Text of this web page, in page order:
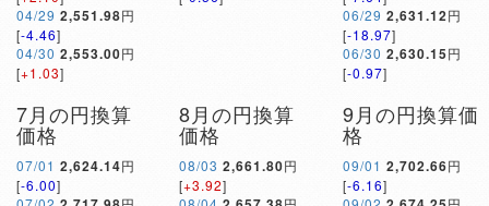
04/29 2,551.98円
[-4.46]
04/30 2,553.00円
[+1.03]
06/29 2,631.12円
[-18.97]
06/30 2,630.15円
[-0.97]
7月の円換算
価格
07/01 2,624.14円
[-6.00]
8月の円換算
価格
08/03 2,661.80円
[+3.92]
9月の円換算価
格
09/01 2,702.66円
[-6.16]